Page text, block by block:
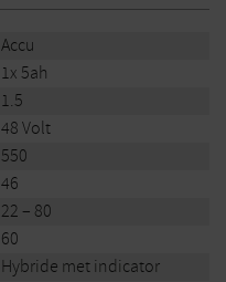
Accu
1x 5ah
1.5
48 Volt
550
46
22 – 80
60
Hybride met indicator